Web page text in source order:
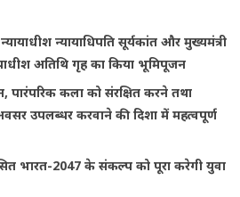
न्यायाधिपति सूर्यकांत और मुख्यमंत्री
अतिथि गृह का किया भूमिपूजन
पारंपरिक कला को संरक्षित करने तथा
उपलब्धर करवाने की दिशा में महत्वपूर्ण
भारत-2047 के संकल्प को पूरा करेगी युवा